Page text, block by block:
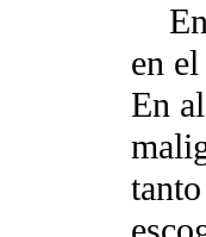
En
en
En